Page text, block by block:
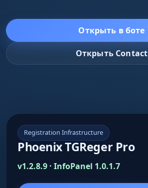
Открыть в боте
Открыть Contact
Registration Infrastructure
Phoenix TGReger Pro
v1.2.8.9 · InfoPanel 1.0.1.7